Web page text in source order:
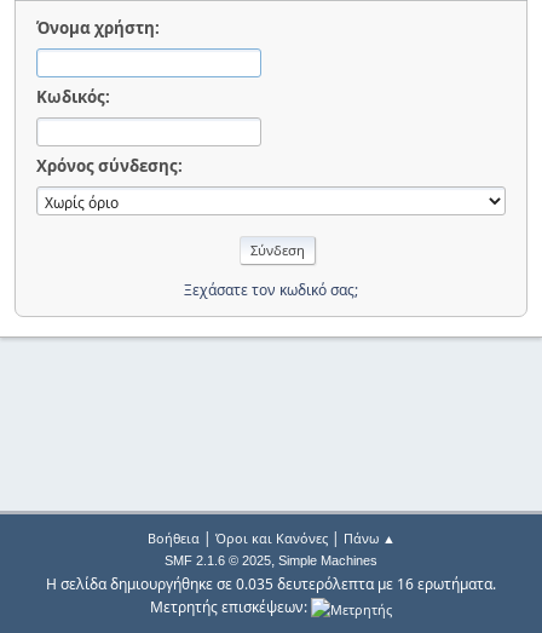
Όνομα χρήστη:
Κωδικός:
Χρόνος σύνδεσης:
Ξεχάσατε τον κωδικό σας;
Βοήθεια| Όροι και Κανόνες| Πάνω ▲
SMF 2.1.6 © 2025, Simple Machines
Η σελίδα δημιουργήθηκε σε 0.035 δευτερόλεπτα με 16 ερωτήματα.
Μετρητής επισκέψεων: